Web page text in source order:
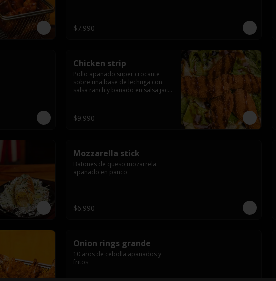
$7.990
Chicken strip
Pollo apanado super crocante
sobre una base de lechuga con
salsa ranch y bañado en salsa jack
$9.990
Mozzarella stick
Batones de queso mozarrela
apanado en panco
$6.990
Onion rings grande
10 aros de cebolla apanados y
fritos